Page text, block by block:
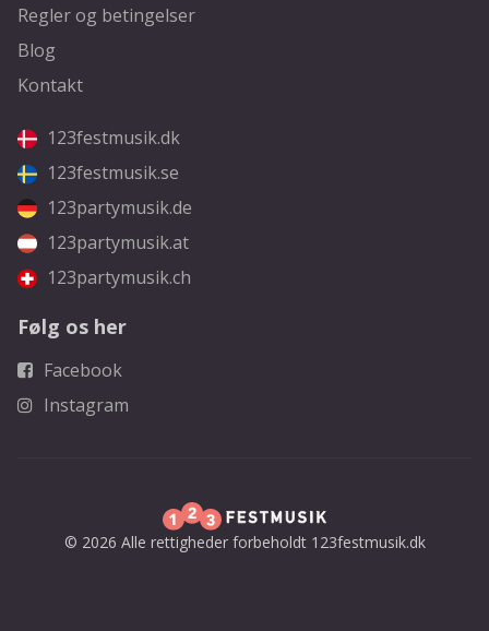
Regler og betingelser
Blog
Kontakt
123festmusik.dk
123festmusik.se
123partymusik.de
123partymusik.at
123partymusik.ch
Følg os her
Facebook
Instagram
© 2026 Alle rettigheder forbeholdt 123festmusik.dk